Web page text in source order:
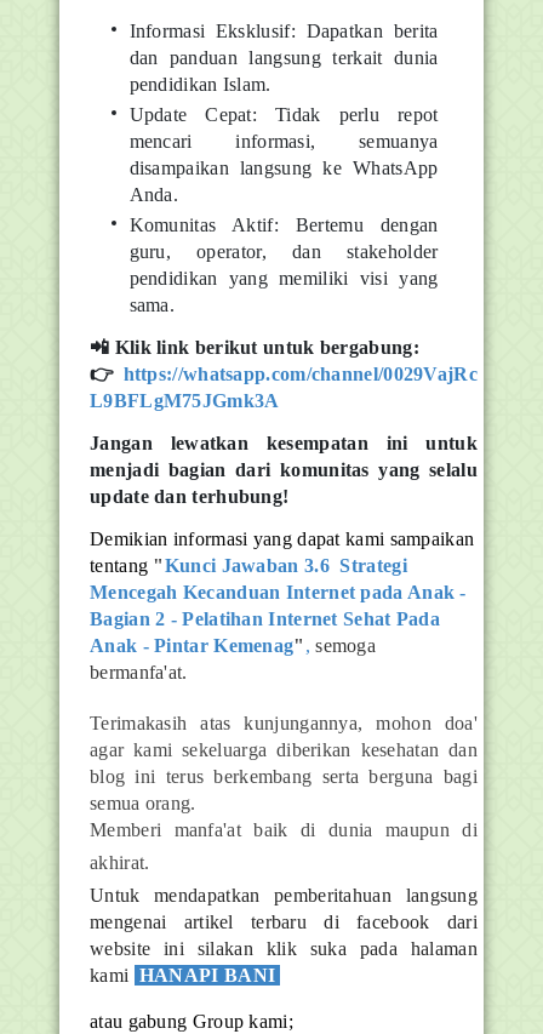
Informasi Eksklusif: Dapatkan berita
dan panduan langsung terkait dunia
pendidikan Islam.
Update Cepat: Tidak perlu repot
mencari informasi, semuanya
disampaikan langsung ke WhatsApp
Anda.
Komunitas Aktif: Bertemu dengan
guru, operator, dan stakeholder
pendidikan yang memiliki visi yang
sama.
📲 Klik link berikut untuk bergabung:
👉 https://whatsapp.com/channel/0029VajRc
L9BFLgM75JGmk3A
Jangan lewatkan kesempatan ini untuk
menjadi bagian dari komunitas yang selalu
update dan terhubung!
Demikian informasi yang dapat kami sampaikan
tentang "Kunci Jawaban 3.6 Strategi
Mencegah Kecanduan Internet pada Anak -
Bagian 2 - Pelatihan Internet Sehat Pada
Anak - Pintar Kemenag" , semoga
bermanfa'at.
Terimakasih atas kunjungannya, mohon doa'
agar kami sekeluarga diberikan kesehatan dan
blog ini terus berkembang serta berguna bagi
semua orang.
Memberi manfa'at baik di dunia maupun di
akhirat.
Untuk mendapatkan pemberitahuan langsung
mengenai artikel terbaru di facebook dari
website ini silakan klik suka pada halaman
kami HANAPI BANI
atau gabung Group kami;